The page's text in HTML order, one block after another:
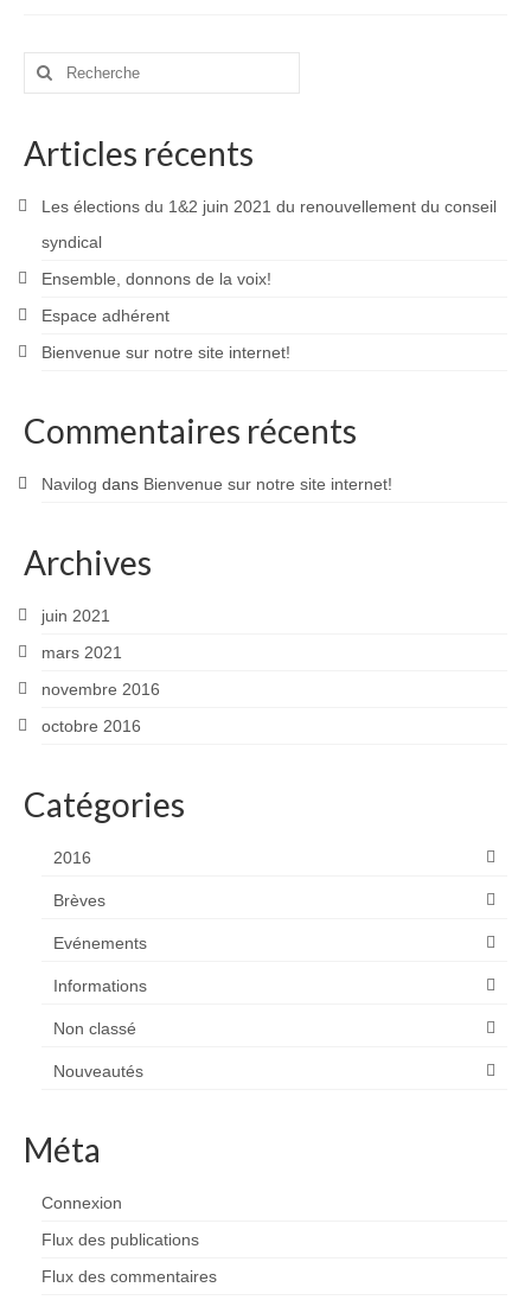
Avantages du métier de chauffeur de Taxi ?
département en toute sérénité !
Formation Pratique « Admission »
Formation Passerelle
Calendrier de Formation : Lancez votre année
Formation Continue de taxi : Une Obligation à
Respecter !
VÉHICULES RELAIS
ADHÉREZ
Espace adhérent
ACTUALITÉS
Rechercher
Articles récents
Les élections du 1&2 juin 2021 du renouvellement du conseil
syndical
Ensemble, donnons de la voix!
Espace adhérent
Bienvenue sur notre site internet!
Commentaires récents
Navilog dans Bienvenue sur notre site internet!
Archives
juin 2021
mars 2021
novembre 2016
octobre 2016
Catégories
2016
Brèves
Evénements
Informations
Non classé
Nouveautés
Méta
Connexion
Flux des publications
Flux des commentaires